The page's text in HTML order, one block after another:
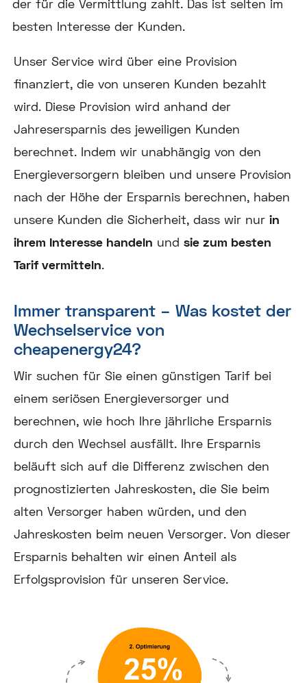
der für die Vermittlung zahlt. Das ist selten im
besten Interesse der Kunden.
Unser Service wird über eine Provision
finanziert, die von unseren Kunden bezahlt
wird. Diese Provision wird anhand der
Jahresersparnis des jeweiligen Kunden
berechnet. Indem wir unabhängig von den
Energieversorgern bleiben und unsere Provision
nach der Höhe der Ersparnis berechnen, haben
unsere Kunden die Sicherheit, dass wir nur in
ihrem Interesse handeln und sie zum besten
Tarif vermitteln.
Immer transparent – Was kostet der
Wechselservice von
cheapenergy24?
Wir suchen für Sie einen günstigen Tarif bei
einem seriösen Energieversorger und
berechnen, wie hoch Ihre jährliche Ersparnis
durch den Wechsel ausfällt. Ihre Ersparnis
beläuft sich auf die Differenz zwischen den
prognostizierten Jahreskosten, die Sie beim
alten Versorger haben würden, und den
Jahreskosten beim neuen Versorger. Von dieser
Ersparnis behalten wir einen Anteil als
Erfolgsprovision für unseren Service.